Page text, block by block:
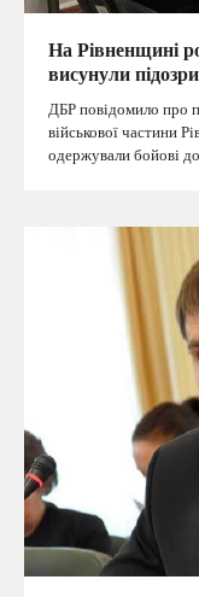
На Рівненщині
висунули
ДБР повідомило про
військової частини
одержували бойові